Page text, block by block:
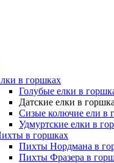
в горшках
Голубые елки в
Датские елки в
Сизые колючие ели в
Удмуртские елки в
в горшках
Пихты Нордмана в
Пихты Фразера в